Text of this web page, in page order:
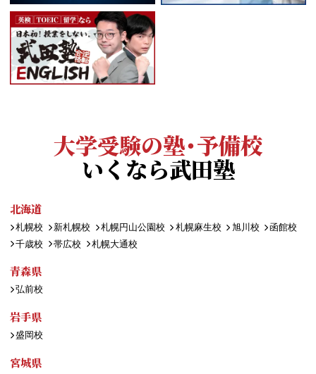
大学受験の塾・予備校
いくなら武田塾
北海道
札幌校 新札幌校 札幌円山公園校 札幌麻生校 旭川校
函館校
千歳校
帯広校 札幌大通校
青森県
弘前校
岩手県
盛岡校
宮城県